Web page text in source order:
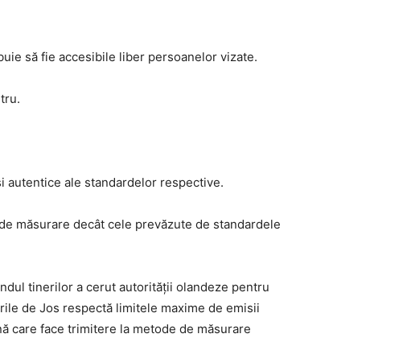
să fie accesibile liber persoanelor vizate.
autentice ale standardelor respective.
măsurare decât cele prevăzute de standardele
tinerilor a cerut autorității olandeze pentru
de Jos respectă limitele maxime de emisii
care face trimitere la metode de măsurare